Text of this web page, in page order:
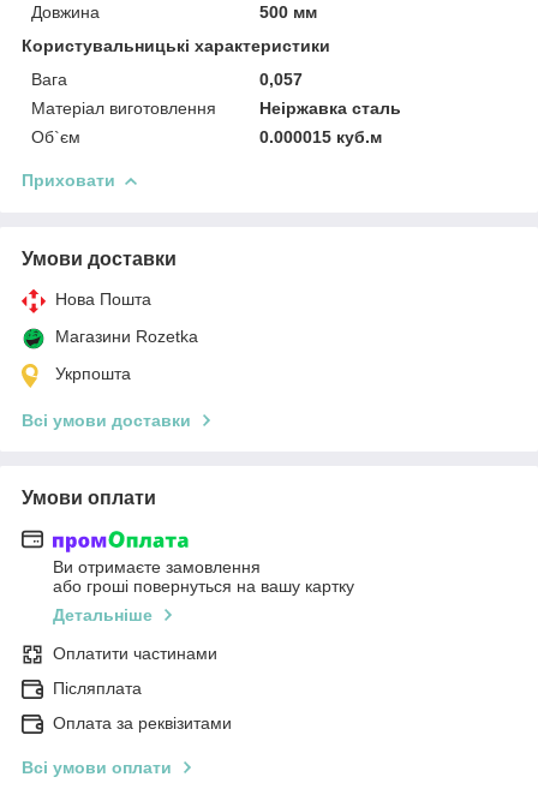
Довжина
500 мм
Користувальницькі характеристики
Вага
0,057
Матеріал виготовлення
Неіржавка сталь
Об`єм
0.000015 куб.м
Приховати
Умови доставки
Нова Пошта
Магазини Rozetka
Укрпошта
Всі умови доставки
Умови оплати
Ви отримаєте замовлення
або гроші повернуться на вашу картку
Детальніше
Оплатити частинами
Післяплата
Оплата за реквізитами
Всі умови оплати